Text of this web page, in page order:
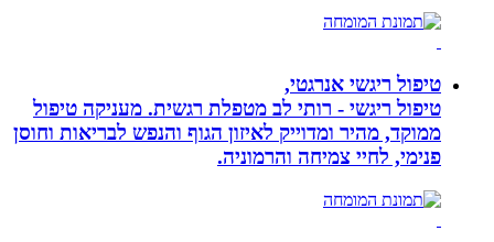
טיפול ריגשי אנרגטי,
טיפול ריגשי - רותי לב מטפלת רגשית. מעניקה טיפול
ממוקד, מהיר ומדוייק לאיזון הגוף והנפש לבריאות וחוסן
פנימי, לחיי צמיחה והרמוניה.